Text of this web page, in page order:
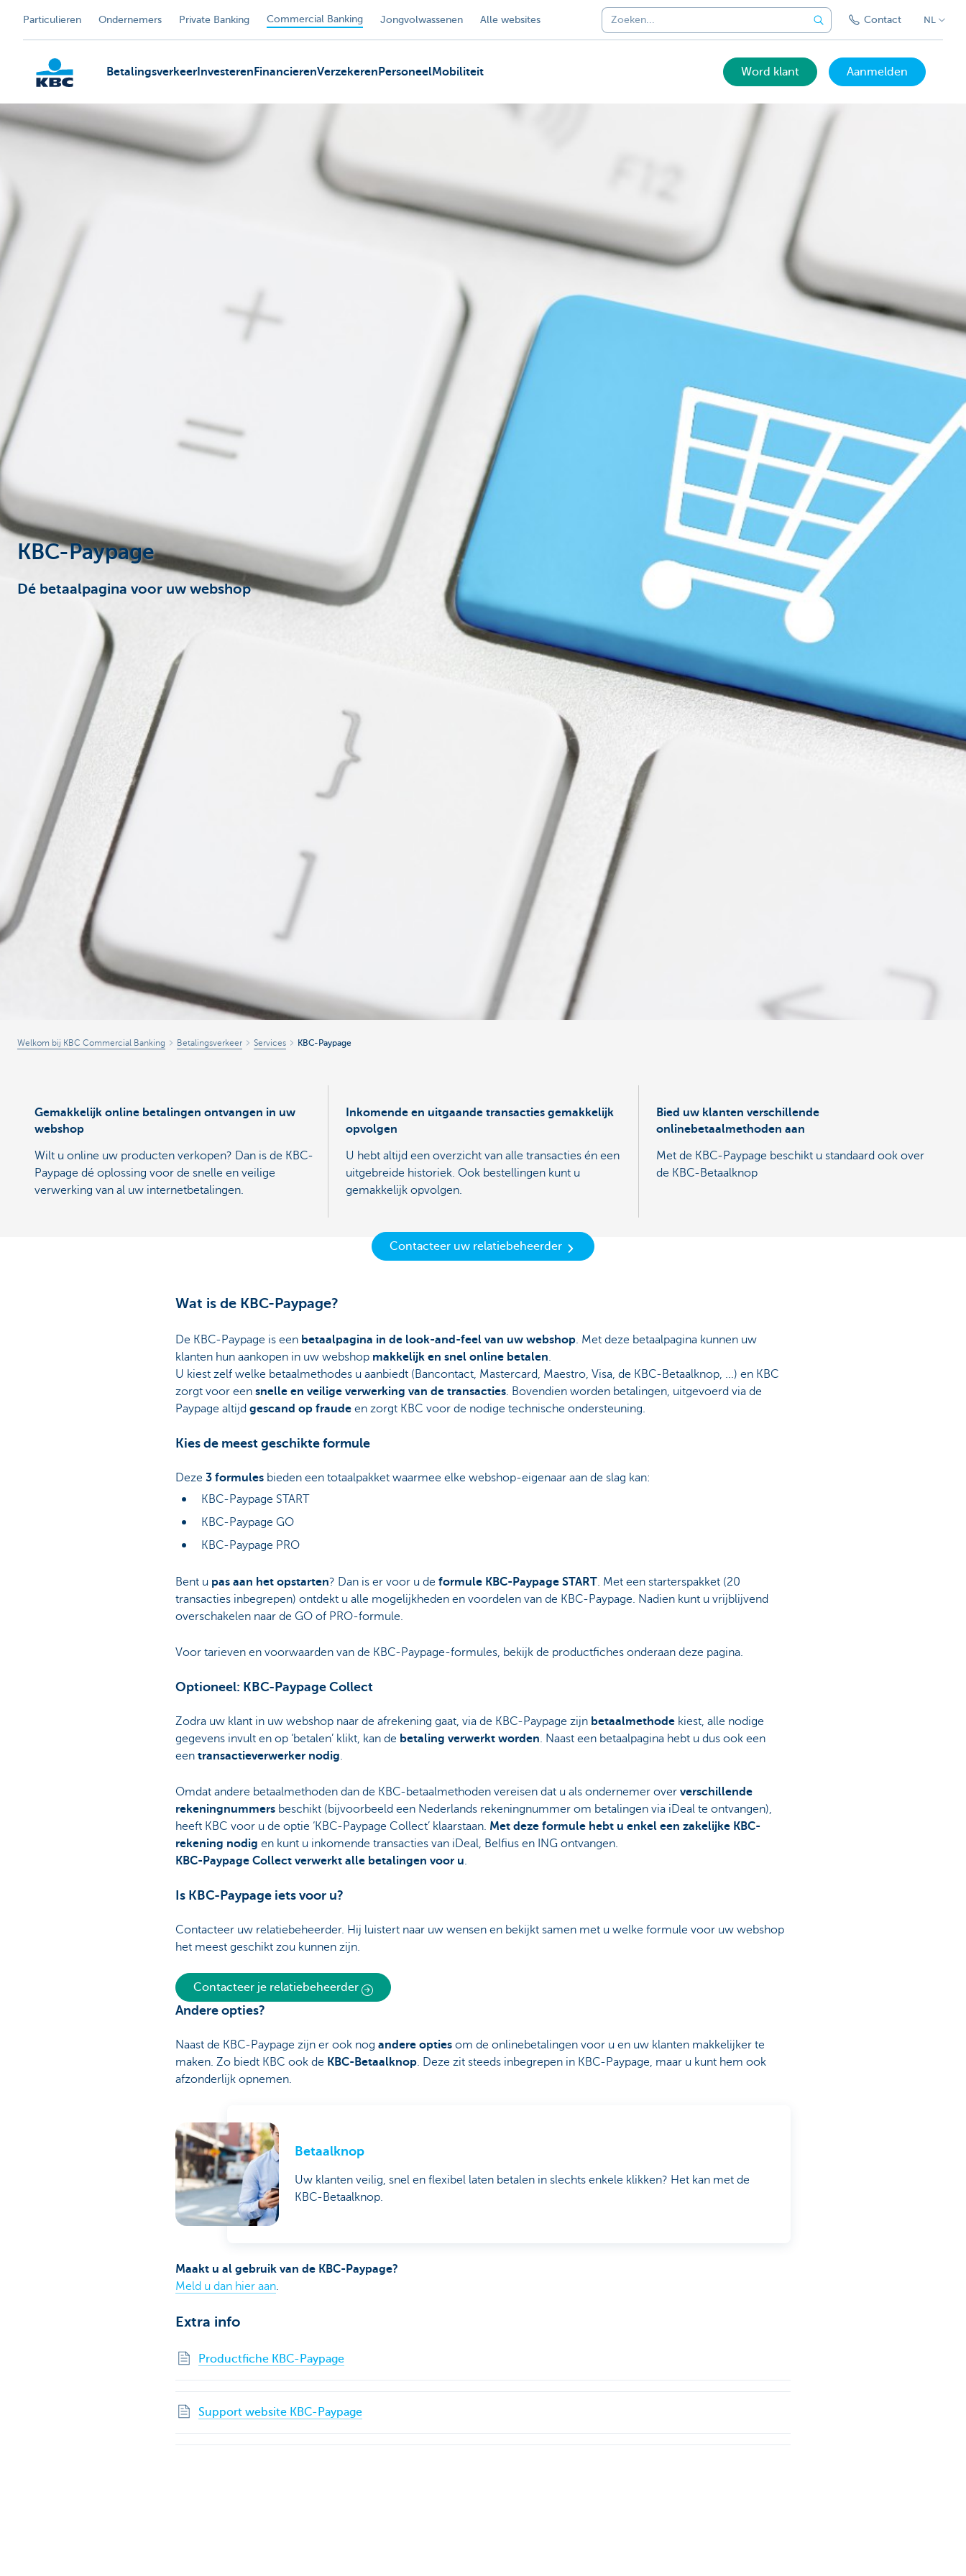
Particulieren Ondernemers Private Banking Commercial Banking Jongvolwassenen Alle websites Contact NL
Corporate
Betalingsverkeer Investeren FinancierenVerzekeren PersoneelMobiliteit Word klant Aanmelden
KBC-Paypage
Dé betaalpagina voor uw webshop
Welkom bij KBC Commercial Banking Betalingsverkeer Services KBC-Paypage
Gemakkelijk online betalingen ontvangen in uw
webshop
Wilt u online uw producten verkopen? Dan is de KBC-
Paypage dé oplossing voor de snelle en veilige
verwerking van al uw internetbetalingen.
Inkomende en uitgaande transacties gemakkelijk
opvolgen
U hebt altijd een overzicht van alle transacties én een
uitgebreide historiek. Ook bestellingen kunt u
gemakkelijk opvolgen.
Bied uw klanten verschillende
onlinebetaalmethoden aan
Met de KBC-Paypage beschikt u standaard ook over
de KBC-Betaalknop
Contacteer uw relatiebeheerder
Wat is de KBC-Paypage?
De KBC-Paypage is een betaalpagina in de look-and-feel van uw webshop. Met deze betaalpagina kunnen uw
klanten hun aankopen in uw webshop makkelijk en snel online betalen.
U kiest zelf welke betaalmethodes u aanbiedt (Bancontact, Mastercard, Maestro, Visa, de KBC-Betaalknop, ...) en KBC
zorgt voor een snelle en veilige verwerking van de transacties. Bovendien worden betalingen, uitgevoerd via de
Paypage altijd gescand op fraude en zorgt KBC voor de nodige technische ondersteuning.
Kies de meest geschikte formule
Deze 3 formules bieden een totaalpakket waarmee elke webshop-eigenaar aan de slag kan:
KBC-Paypage START
KBC-Paypage GO
KBC-Paypage PRO
Bent u pas aan het opstarten? Dan is er voor u de formule KBC-Paypage START. Met een starterspakket (20
transacties inbegrepen) ontdekt u alle mogelijkheden en voordelen van de KBC-Paypage. Nadien kunt u vrijblijvend
overschakelen naar de GO of PRO-formule.
Voor tarieven en voorwaarden van de KBC-Paypage-formules, bekijk de productfiches onderaan deze pagina.
Optioneel: KBC-Paypage Collect
Zodra uw klant in uw webshop naar de afrekening gaat, via de KBC-Paypage zijn betaalmethode kiest, alle nodige
gegevens invult en op ‘betalen’ klikt, kan de betaling verwerkt worden. Naast een betaalpagina hebt u dus ook een
een transactieverwerker nodig.
Omdat andere betaalmethoden dan de KBC-betaalmethoden vereisen dat u als ondernemer over verschillende
rekeningnummers beschikt (bijvoorbeeld een Nederlands rekeningnummer om betalingen via iDeal te ontvangen),
heeft KBC voor u de optie ‘KBC-Paypage Collect’ klaarstaan. Met deze formule hebt u enkel een zakelijke KBC-
rekening nodig en kunt u inkomende transacties van iDeal, Belfius en ING ontvangen.
KBC-Paypage Collect verwerkt alle betalingen voor u.
Is KBC-Paypage iets voor u?
Contacteer uw relatiebeheerder. Hij luistert naar uw wensen en bekijkt samen met u welke formule voor uw webshop
het meest geschikt zou kunnen zijn.
Contacteer je relatiebeheerder
Andere opties?
Naast de KBC-Paypage zijn er ook nog andere opties om de onlinebetalingen voor u en uw klanten makkelijker te
maken. Zo biedt KBC ook de KBC-Betaalknop. Deze zit steeds inbegrepen in KBC-Paypage, maar u kunt hem ook
afzonderlijk opnemen.
Betaalknop
Uw klanten veilig, snel en flexibel laten betalen in slechts enkele klikken? Het kan met de
KBC-Betaalknop.
Maakt u al gebruik van de KBC-Paypage?
Meld u dan hier aan.
Extra info
Productfiche KBC-Paypage
Support website KBC-Paypage